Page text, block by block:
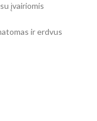
įvairiomis
ir erdvus